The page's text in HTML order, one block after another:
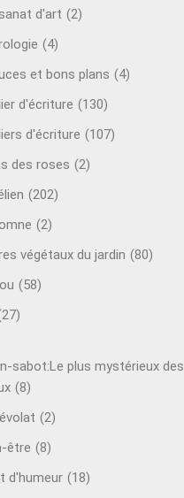
d'art (2)
(4)
et bons plans (4)
d'écriture (130)
d'écriture (107)
des roses (2)
(202)
(2)
végétaux du jardin (80)
(58)
sabot:Le plus mystérieux des
(8)
(2)
être (8)
d'humeur (18)